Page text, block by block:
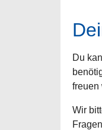
Du
freuen
Wir